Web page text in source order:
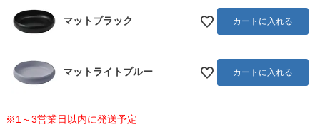
マットブラック カートに入れる
マットライトブルー カートに入れる
※1～3営業日以内に発送予定